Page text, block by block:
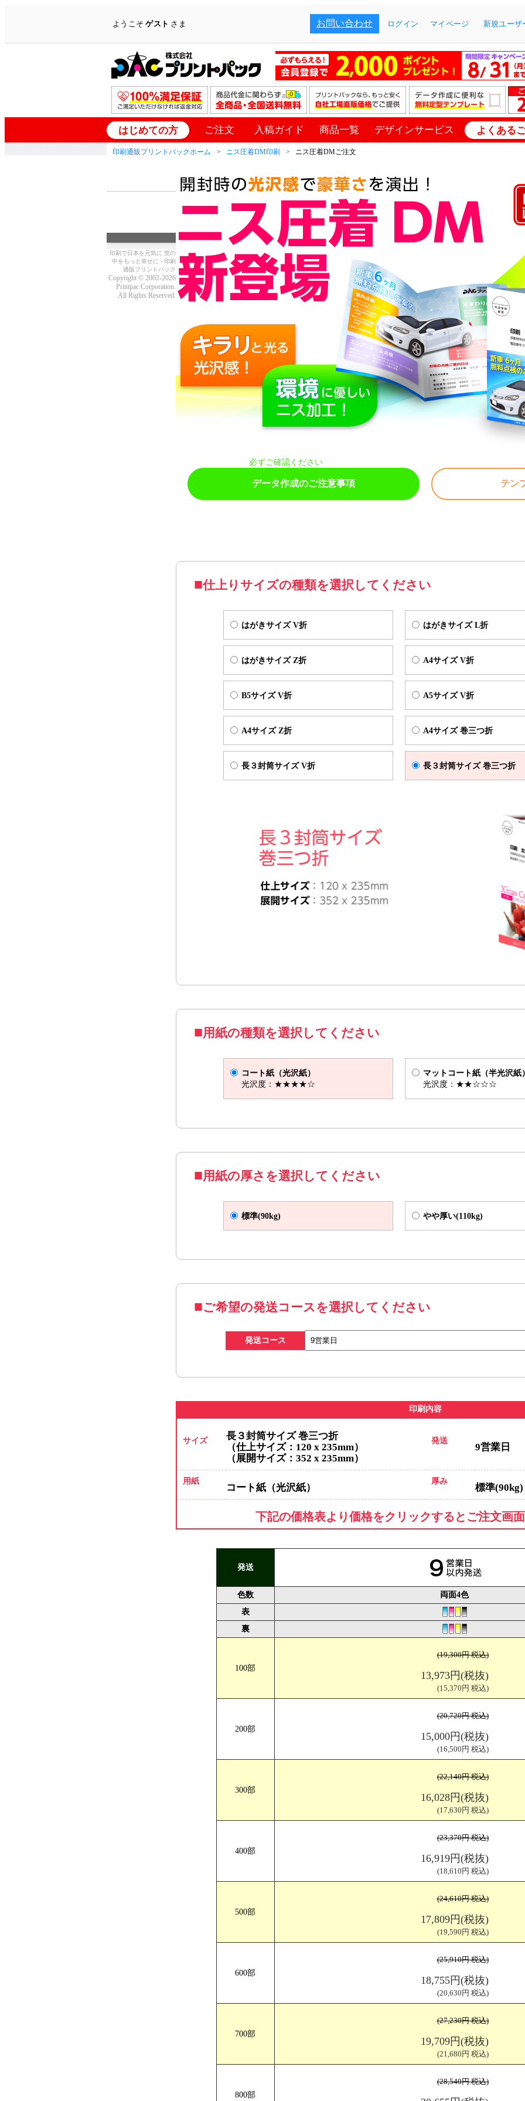
ようこそゲスト さま お問い合わせ ログイン マイページ 新規ユーザ
はじめての方 ご注文 入稿ガイド 商品一覧 デザインサービス よくある
印刷通販プリントパックホーム ニス圧着DM印刷 ニス圧着DMご注文
必ずご確認ください
データ作成のご注意事項 テン
A4サイズ V折 仕上がりサイズ（W213×H297mm) 展開サイズ（W420×H297mm)
B5サイズ V折 仕上がりサイズ（W182×H257mm) 展開サイズ（W358×H257mm)
A5サイズ V折 仕上がりサイズ（W148×H210mm) 展開サイズ（W290×H210mm)
A4サイズ Z折 仕上がりサイズ（W100×H210mm) 展開サイズ（W290×H210mm)
仕上りサイズの種類を選択してください
はがきサイズ V折 はがきサイズ L折
はがきサイズ Z折 A4サイズ V折
B5サイズ V折 A5サイズ V折
A4サイズ Z折 A4サイズ 巻三つ折
長３封筒サイズ V折 長３封筒サイズ 巻三つ折
用紙の種類を選択してください
コート紙（光沢紙）
光沢度：★★★★☆
マットコート紙（半光沢紙
光沢度：★★☆☆☆
用紙の厚さを選択してください
標準(90kg) やや厚い(110kg)
ご希望の発送コースを選択してください
発送コース
印刷内容
サイズ
長３封筒サイズ 巻三つ折
（仕上サイズ：120 x 235mm）
（展開サイズ：352 x 235mm）
発送
9営業日
用紙
コート紙（光沢紙）
厚み
標準(90kg)
下記の価格表より価格をクリックするとご注文画
発送
色数
両面4色
表
裏
100部
(19,300円 税込)
13,973円(税抜)
(15,370円 税込)
200部
(20,720円 税込)
15,000円(税抜)
(16,500円 税込)
300部
(22,140円 税込)
16,028円(税抜)
(17,630円 税込)
400部
(23,370円 税込)
16,919円(税抜)
(18,610円 税込)
500部
(24,610円 税込)
17,809円(税抜)
(19,590円 税込)
600部
(25,910円 税込)
18,755円(税抜)
(20,630円 税込)
700部
(27,230円 税込)
19,709円(税抜)
(21,680円 税込)
800部
(28,540円 税込)
印刷で日本を元気に 世の
中をもっと幸せに - 印刷
通販プリントパック
Copyright © 2002-2026
Printpac Corporation.
All Rights Reserved.